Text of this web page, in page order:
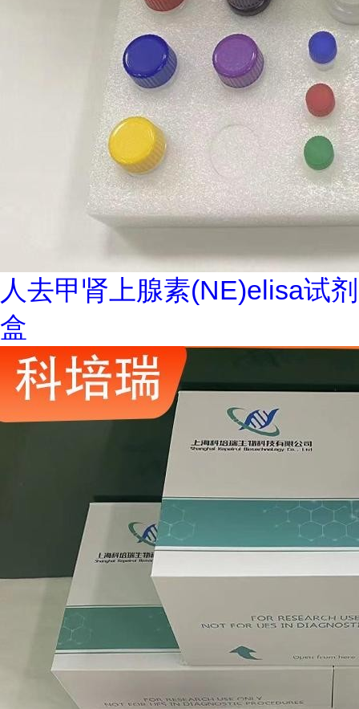
人去甲肾上腺素(NE)elisa试剂
盒